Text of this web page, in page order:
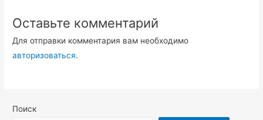
Оставьте комментарий
Для отправки комментария вам необходимо
авторизоваться.
Поиск